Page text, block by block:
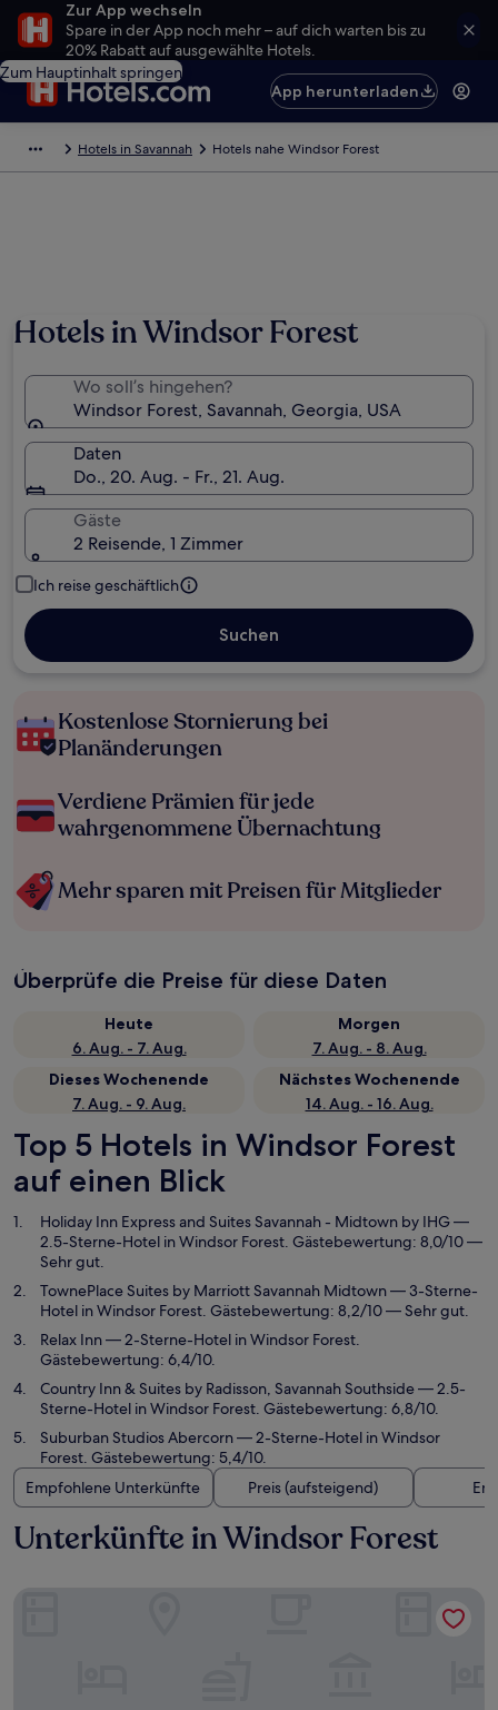
Zur App wechseln
Spare in der App noch mehr – auf dich warten bis zu
20% Rabatt auf ausgewählte Hotels.
Zum Hauptinhalt springen
App herunterladen
Hotels in Savannah Hotels nahe Windsor Forest
Hotels in Windsor Forest
Wo soll’s hingehen?
Windsor Forest, Savannah, Georgia, USA
Daten
Do., 20. Aug. - Fr., 21. Aug.
Gäste
2 Reisende, 1 Zimmer
Ich reise geschäftlich
Suchen
Kostenlose Stornierung bei
Planänderungen
Verdiene Prämien für jede
wahrgenommene Übernachtung
Mehr sparen mit Preisen für Mitglieder
Überprüfe die Preise für diese Daten
Heute
6. Aug. - 7. Aug.
Morgen
7. Aug. - 8. Aug.
Dieses Wochenende
7. Aug. - 9. Aug.
Nächstes Wochenende
14. Aug. - 16. Aug.
Top 5 Hotels in Windsor Forest
auf einen Blick
Holiday Inn Express and Suites Savannah - Midtown by IHG—
2.5-Sterne-Hotel in Windsor Forest. Gästebewertung: 8,0/10 —
Sehr gut.
TownePlace Suites by Marriott Savannah Midtown— 3-Sterne-
Hotel in Windsor Forest. Gästebewertung: 8,2/10 — Sehr gut.
Relax Inn— 2-Sterne-Hotel in Windsor Forest.
Gästebewertung: 6,4/10.
Country Inn & Suites by Radisson, Savannah Southside— 2.5-
Sterne-Hotel in Windsor Forest. Gästebewertung: 6,8/10.
Suburban Studios Abercorn— 2-Sterne-Hotel in Windsor
Forest. Gästebewertung: 5,4/10.
Empfohlene Unterkünfte
Preis (aufsteigend)
Unterkünfte in Windsor Forest